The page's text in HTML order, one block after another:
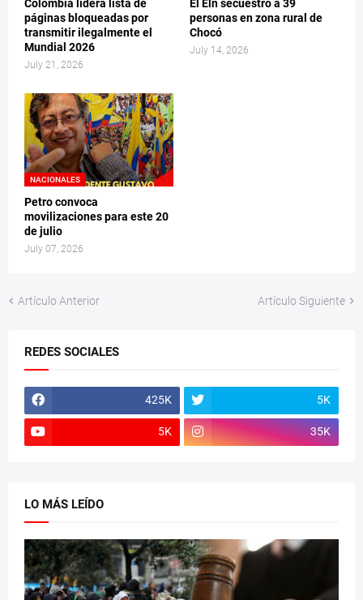
Colombia lidera lista de
páginas bloqueadas por
transmitir ilegalmente el
Mundial 2026
July 21, 2026
El Eln secuestró a 39
personas en zona rural de
Chocó
July 14, 2026
NACIONALES
Petro convoca
movilizaciones para este 20
de julio
July 07, 2026
Artículo Anterior Artículo Siguiente
REDES SOCIALES
425K 5K
5K 35K
LO MÁS LEÍDO